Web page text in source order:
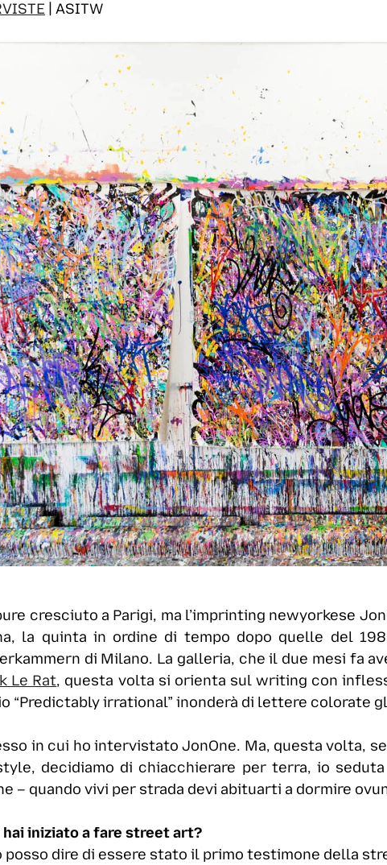
| ASITW
cresciuto a Parigi, ma l’imprinting newyorkese
la quinta in ordine di tempo dopo quelle del
di Milano. La galleria, che il due mesi fa
Le Rat, questa volta si orienta sul writing con
“Predictably irrational” inonderà di lettere colorate
in cui ho intervistato JonOne. Ma, questa volta,
decidiamo di chiacchierare per terra, io
– quando vivi per strada devi abituarti a dormire
hai iniziato a fare street art?
posso dire di essere stato il primo testimone della